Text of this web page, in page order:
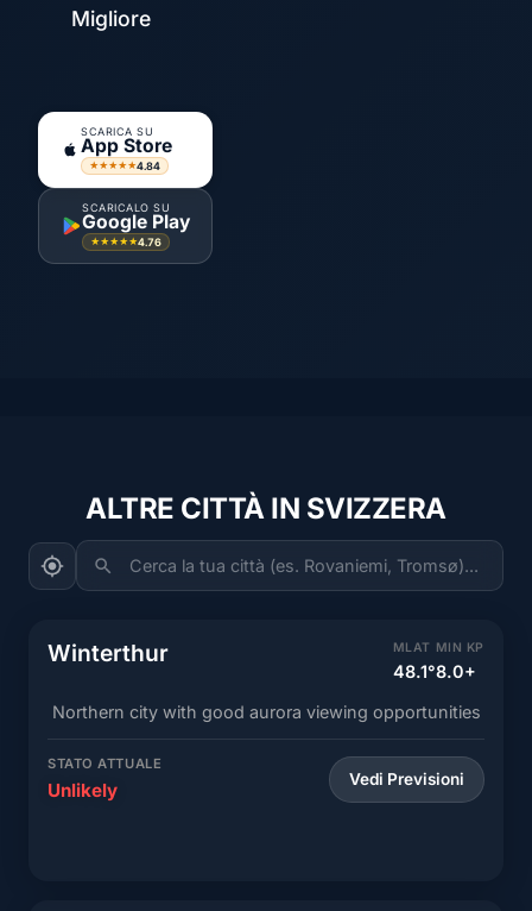
Migliore
SCARICA SU
App Store
★★★★★4.84
SCARICALO SU
Google Play
★★★★★4.76
ALTRE CITTÀ IN SVIZZERA
Cerca la tua città (es. Rovaniemi, Tromsø)...
Winterthur MLAT
48.1°
MIN KP
8.0+
Northern city with good aurora viewing opportunities
STATO ATTUALE
Unlikely Vedi Previsioni